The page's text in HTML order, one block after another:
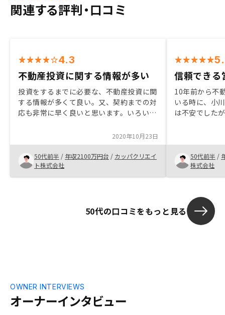
関連する評判・口コミ
4.3
不動産投資に関する情報が多い
投資をするまでに必要な、不動産投資に関
する情報が多くて良い。又、契約までの対
応も非常に早く良いと思います。いろいろ
不動産投資の利点を比較出来るものが、
もっとあれば良いと思います。
2020年10月23日
50代前半 / 年収2100万円台 / カッパクリエイ
ト株式会社
信頼できる
10年前から不
いる時に、小
は不安でした
ではなく、小
したと思って
人ぐらいしか
50代前半 /
株式会社
50代の口コミをもっと見る
オーナーインタビュー
OWNER INTERVIEWS